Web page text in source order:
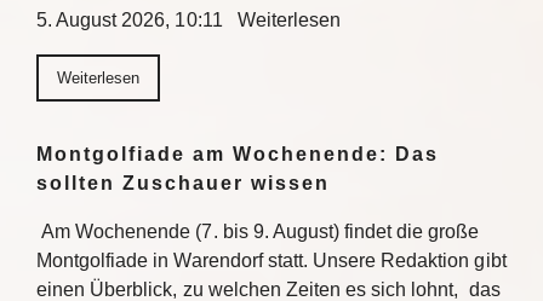
5. August 2026, 10:11 Weiterlesen
Weiterlesen
Montgolfiade am Wochenende: Das
sollten Zuschauer wissen
Am Wochenende (7. bis 9. August) findet die große
Montgolfiade in Warendorf statt. Unsere Redaktion gibt
einen Überblick, zu welchen Zeiten es sich lohnt, das